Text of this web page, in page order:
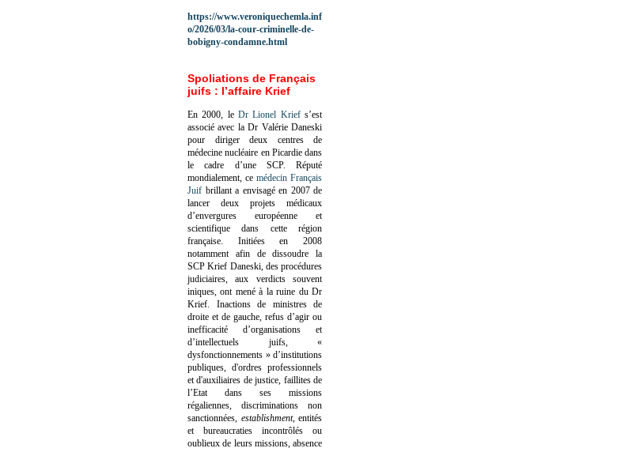
https://www.veroniquechemla.inf
o/2026/03/la-cour-criminelle-de-
bobigny-condamne.html
Spoliations de Français
juifs : l’affaire Krief
En 2000, le Dr Lionel Kriefs’est
associé avec la Dr Valérie Daneski
pour diriger deux centres de
médecine nucléaire en Picardie dans
le cadre d’une SCP. Réputé
mondialement, ce médecin Français
Juif brillant a envisagé en 2007 de
lancer deux projets médicaux
d’envergures européenne et
scientifique dans cette région
française. Initiées en 2008
notamment afin de dissoudre la
SCP Krief Daneski, des procédures
judiciaires, aux verdicts souvent
iniques, ont mené à la ruine du Dr
Krief. Inactions de ministres de
droite et de gauche, refus d’agir ou
inefficacité d’organisations et
d’intellectuels juifs, «
dysfonctionnements » d’institutions
publiques, d'ordres professionnels
et d'auxiliaires de justice, faillites de
l’Etat dans ses missions
régaliennes, discriminations non
sanctionnées, establishment, entités
et bureaucraties incontrôlés ou
oublieux de leurs missions, absence